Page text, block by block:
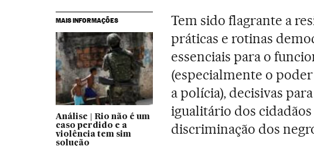
MAIS INFORMAÇÕES
Análise | Rio não é um
caso perdido e a
violência tem sim
solução
Tem sido flagrante a
práticas e rotinas
essenciais para o
(especialmente o
a polícia), decisivas
igualitário dos
discriminação dos